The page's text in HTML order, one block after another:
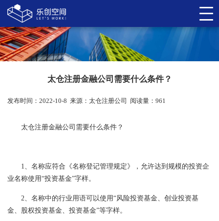
太仓注册金融公司需要什么条件？
发布时间：2022-10-8 来源： 太仓注册公司 阅读量：961
太仓注册金融公司需要什么条件？
1、名称应符合《名称登记管理规定》，允许达到规模的投资企
业名称使用“投资基金”字样。
2、名称中的行业用语可以使用“风险投资基金、创业投资基
金、股权投资基金、投资基金”等字样。